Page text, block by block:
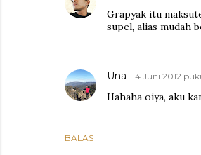
BALAS
Grapyak itu
supel, alias mudah
Una 14 Juni 2012
Hahaha oiya, aku